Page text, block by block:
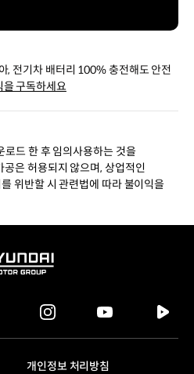
, 전기차 배터리 100% 충전해도 안전
구독하세요
로드 한 후 임의사용하는 것을
은 허용되지 않으며, 상업적인
위반할 시 관련법에 따라 불이익을
instagram
tv
개인정보 처리방침